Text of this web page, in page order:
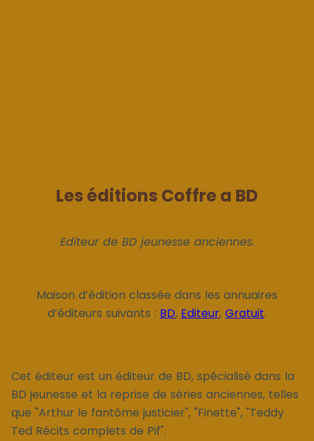
Les éditions Coffre a BD
Editeur de BD jeunesse anciennes.
Maison d’édition classée dans les annuaires
d’éditeurs suivants : BD, Editeur, Gratuit.
Cet éditeur est un éditeur de BD, spécialisé dans la
BD jeunesse et la reprise de séries anciennes, telles
que "Arthur le fantôme justicier", "Finette", "Teddy
Ted Récits complets de Pif".